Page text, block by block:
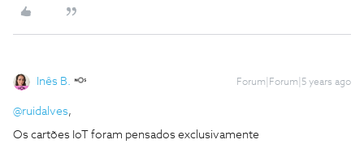
Inês B. Forum|Forum|5 years ago
@ruidalves,
Os cartões IoT foram pensados exclusivamente